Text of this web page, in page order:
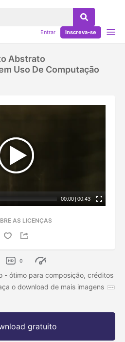
Entrar Inscreva-se
Abstrato
Uso De Computação
00:00 | 00:43
AS LICENÇAS
0
- ótimo para composição, créditos
o download de mais imagens
gratuito